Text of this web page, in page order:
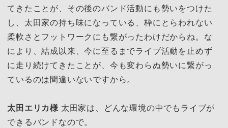
てきたことが、その後のバンド活動にも勢いをつけた
し、太田家の持ち味になっている、枠にとらわれない
柔軟さとフットワークにも繋がったわけだからね。な
により、結成以来、今に至るまでライブ活動を止めず
に走り続けてきたことが、今も変わらぬ勢いに繋がっ
ているのは間違いないですから。
太田エリカ様 太田家は、どんな環境の中でもライブが
できるバンドなので。